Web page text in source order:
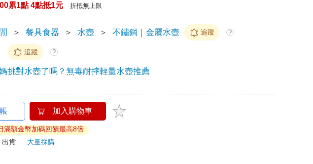
累1點 4點抵1元 折抵無上限
＞ 餐具食器 ＞ 水壺 ＞ 不鏽鋼｜金屬水壺 追蹤 ?
追蹤 ?
挑對水壺了嗎？無毒耐摔輕量水壺推薦
加入購物車
滿額金幣加碼回饋最高8倍
出貨
大量採購